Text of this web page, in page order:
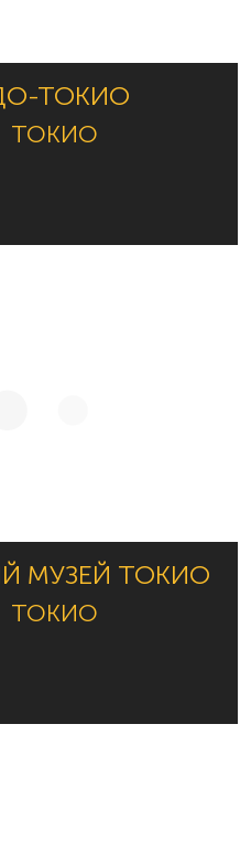
ТОКИО
ТОКИО
МУЗЕЙ ТОКИО
ТОКИО